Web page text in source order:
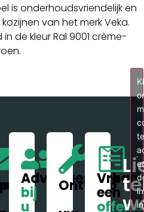
is onderhoudsvriendelijk en
van het merk Veka.
de kleur Ral 9001 crème-
Adviesgesprek
bij
u
OntwerpVraag
een
offerte
in